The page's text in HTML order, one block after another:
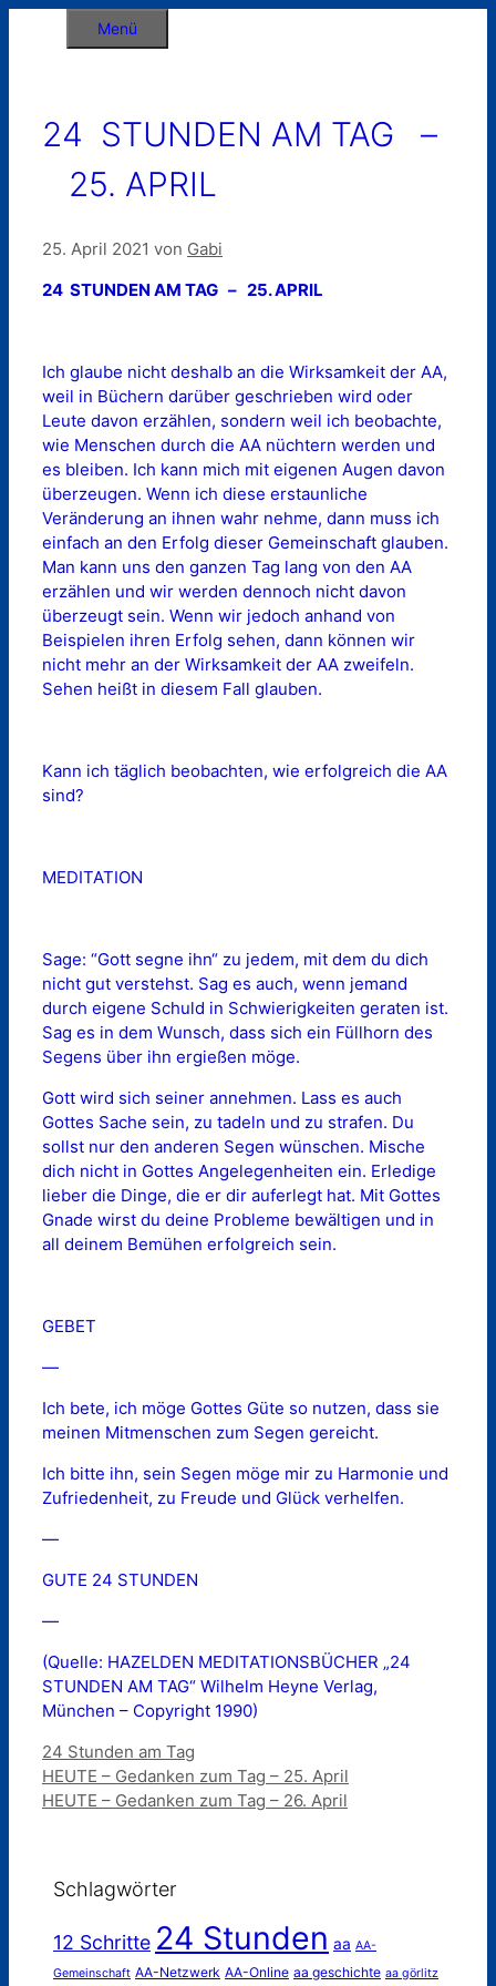
Menü
24 STUNDEN AM TAG –
25. APRIL
25. April 2021 von Gabi
24 STUNDEN AM TAG – 25. APRIL
Ich glaube nicht deshalb an die Wirksamkeit der AA,
weil in Büchern darüber geschrieben wird oder
Leute davon erzählen, sondern weil ich beobachte,
wie Menschen durch die AA nüchtern werden und
es bleiben. Ich kann mich mit eigenen Augen davon
überzeugen. Wenn ich diese erstaunliche
Veränderung an ihnen wahr nehme, dann muss ich
einfach an den Erfolg dieser Gemeinschaft glauben.
Man kann uns den ganzen Tag lang von den AA
erzählen und wir werden dennoch nicht davon
überzeugt sein. Wenn wir jedoch anhand von
Beispielen ihren Erfolg sehen, dann können wir
nicht mehr an der Wirksamkeit der AA zweifeln.
Sehen heißt in diesem Fall glauben.
Kann ich täglich beobachten, wie erfolgreich die AA
sind?
MEDITATION
Sage: “Gott segne ihn“ zu jedem, mit dem du dich
nicht gut verstehst. Sag es auch, wenn jemand
durch eigene Schuld in Schwierigkeiten geraten ist.
Sag es in dem Wunsch, dass sich ein Füllhorn des
Segens über ihn ergießen möge.
Gott wird sich seiner annehmen. Lass es auch
Gottes Sache sein, zu tadeln und zu strafen. Du
sollst nur den anderen Segen wünschen. Mische
dich nicht in Gottes Angelegenheiten ein. Erledige
lieber die Dinge, die er dir auferlegt hat. Mit Gottes
Gnade wirst du deine Probleme bewältigen und in
all deinem Bemühen erfolgreich sein.
GEBET
—
Ich bete, ich möge Gottes Güte so nutzen, dass sie
meinen Mitmenschen zum Segen gereicht.
Ich bitte ihn, sein Segen möge mir zu Harmonie und
Zufriedenheit, zu Freude und Glück verhelfen.
—
GUTE 24 STUNDEN
—
(Quelle: HAZELDEN MEDITATIONSBÜCHER „24
STUNDEN AM TAG“ Wilhelm Heyne Verlag,
München – Copyright 1990)
Kategorien
24 Stunden am Tag
HEUTE – Gedanken zum Tag – 25. April
HEUTE – Gedanken zum Tag – 26. April
Schlagwörter
12 Schritte 24 Stunden aa AA-
Gemeinschaft AA-Netzwerk AA-Online aa geschichte aa görlitz